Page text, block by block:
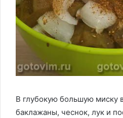
В глубокую большую миску
баклажаны, чеснок, лук и